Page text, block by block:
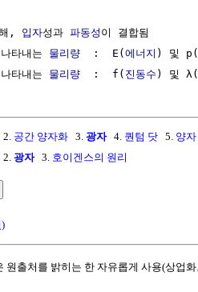
, 입자성과 파동성 이 결합됨
타내는 물리량
  :  E(
에너지 ) 및 p(
타내는 물리량
  :  f(
진동수 ) 및 λ(
2. 공간 양자화 3. 광자4. 퀀텀 닷 5. 양
2. 광자3. 호이겐스의 원리
원출처를 밝히는 한 자유롭게 사용(상업